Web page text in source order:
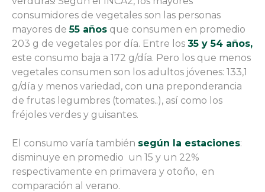
consumidores de vegetales son las personas
mayores de55 años que consumen en promedio
203 g de vegetales por día. Entre los 35 y 54 años,
este consumo baja a 172 g/día. Pero los que menos
vegetales consumen son los adultos jóvenes: 133,1
g/día y menos variedad, con una preponderancia
de frutas legumbres (tomates..), así como los
fréjoles verdes y guisantes.
El consumo varía también según la estaciones:
disminuye en promedio un 15 y un 22%
respectivamente en primavera y otoño, en
comparación al verano.